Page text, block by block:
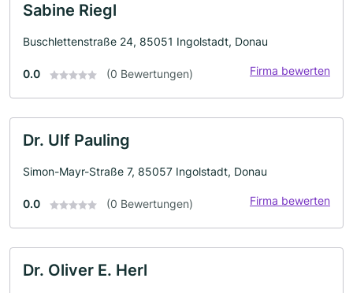
Sabine Riegl
Buschlettenstraße 24, 85051 Ingolstadt, Donau
0.0 (0 Bewertungen) Firma bewerten
Dr. Ulf Pauling
Simon-Mayr-Straße 7, 85057 Ingolstadt, Donau
0.0 (0 Bewertungen) Firma bewerten
Dr. Oliver E. Herl